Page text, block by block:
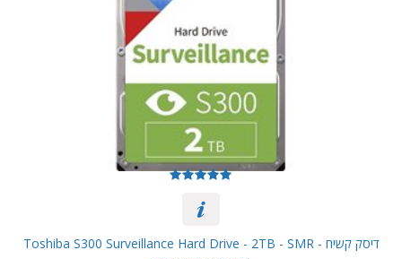
דיסק קשיח Toshiba S300 Surveillance Hard Drive - 2TB - SMR -